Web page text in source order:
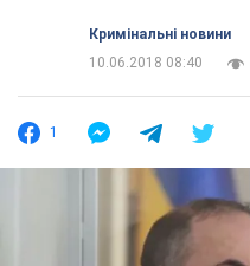
Кримінальні новини
10.06.2018 08:40
1